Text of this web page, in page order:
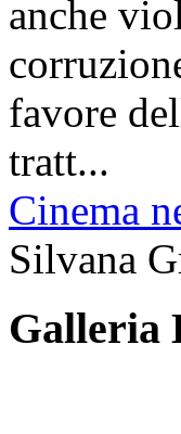
anche
favore
tratt...
Cinema
Silvana
Galleria